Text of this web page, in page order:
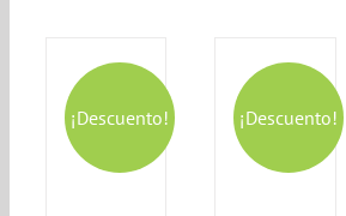
¡Descuento! ¡Descuento!